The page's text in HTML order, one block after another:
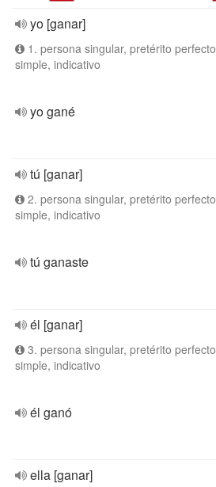
yo [ganar]
1. persona singular, pretérito perfecto
simple, indicativo
yo gané
tú [ganar]
2. persona singular, pretérito perfecto
simple, indicativo
tú ganaste
él [ganar]
3. persona singular, pretérito perfecto
simple, indicativo
él ganó
ella [ganar]